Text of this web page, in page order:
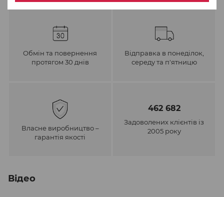
Обмін та повернення
протягом 30 днів
Відправка в понеділок,
середу та п'ятницю
Власне виробництво –
гарантія якості
462 682
Задоволених клієнтів із
2005 року
Відео